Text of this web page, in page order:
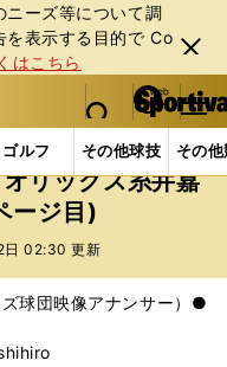
ニーズ等について調
を表⽰する⽬的で Co
はこちら
閉じ
る
web Sportiva (webスポルティーバ)
検索
マイペ
ー
ジ
メニュ
ゴルフ その他球技 その
野球人生初のキャプテン
リックス糸井嘉
ージ目)
日 02:30 更新
球団映像アナンサー）●